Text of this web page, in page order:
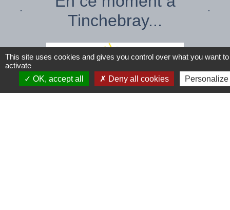
Tinchebray...
This site uses cookies and gives you control over what you want to
activate
OK, accept all
Deny all cookies Personalize